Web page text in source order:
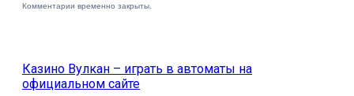
Комментарии временно закрыты.
Казино Вулкан – играть в автоматы на
официальном сайте